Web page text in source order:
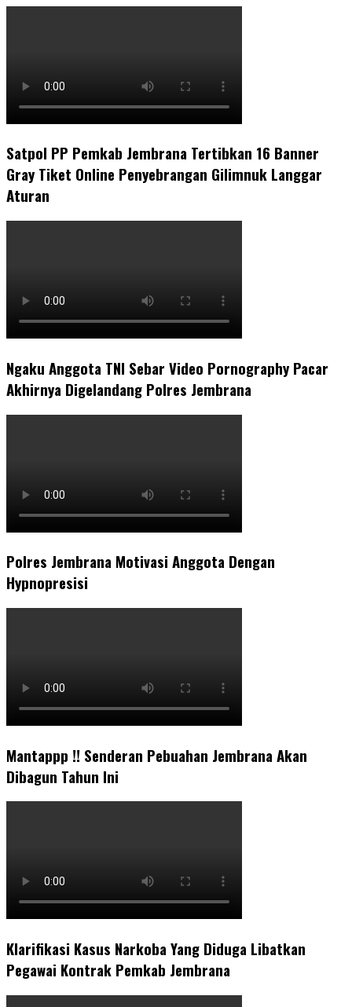
Satpol PP Pemkab Jembrana Tertibkan 16 Banner
Gray Tiket Online Penyebrangan Gilimnuk Langgar
Aturan
Ngaku Anggota TNI Sebar Video Pornography Pacar
Akhirnya Digelandang Polres Jembrana
Polres Jembrana Motivasi Anggota Dengan
Hypnopresisi
Mantappp !! Senderan Pebuahan Jembrana Akan
Dibagun Tahun Ini
Klarifikasi Kasus Narkoba Yang Diduga Libatkan
Pegawai Kontrak Pemkab Jembrana